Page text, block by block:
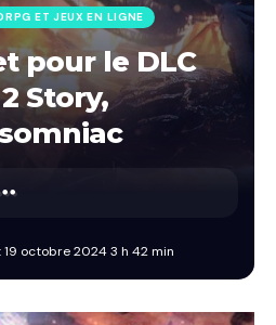
ET JEUX EN LIGNE
pour le DLC
Story,
19 octobre 2024 3 h 42 min